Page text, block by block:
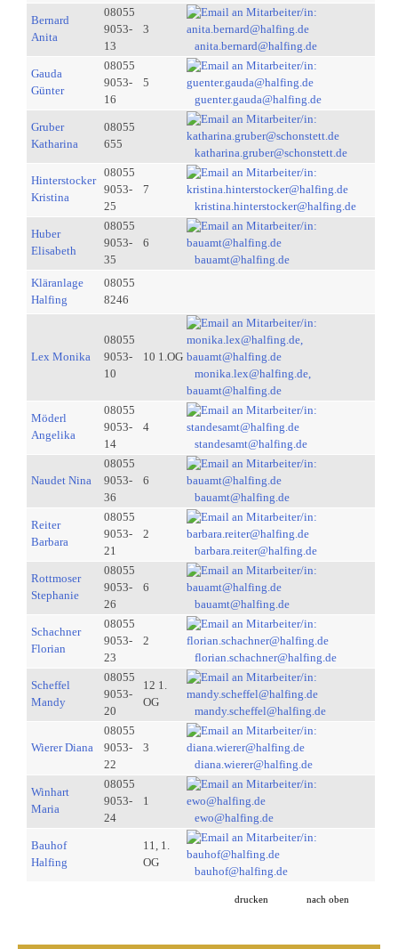
Bernard
Anita
08055
9053-
13
3
anita.bernard@halfing.de
Gauda
Günter
08055
9053-
16
5
guenter.gauda@halfing.de
Gruber
Katharina
08055
655
katharina.gruber@schonstett.de
Hinterstocker
Kristina
08055
9053-
25
7
kristina.hinterstocker@halfing.de
Huber
Elisabeth
08055
9053-
35
6
bauamt@halfing.de
Kläranlage
Halfing
08055
8246
Lex Monika
08055
9053-
10
10 1.OG
monika.lex@halfing.de,
bauamt@halfing.de
Möderl
Angelika
08055
9053-
14
4
standesamt@halfing.de
Naudet Nina
08055
9053-
36
6
bauamt@halfing.de
Reiter
Barbara
08055
9053-
21
2
barbara.reiter@halfing.de
Rottmoser
Stephanie
08055
9053-
26
6
bauamt@halfing.de
Schachner
Florian
08055
9053-
23
2
florian.schachner@halfing.de
Scheffel
Mandy
08055
9053-
20
12 1.
OG
mandy.scheffel@halfing.de
Wierer Diana
08055
9053-
22
3
diana.wierer@halfing.de
Winhart
Maria
08055
9053-
24
1
ewo@halfing.de
Bauhof
Halfing
11, 1.
OG
bauhof@halfing.de
drucken nach oben